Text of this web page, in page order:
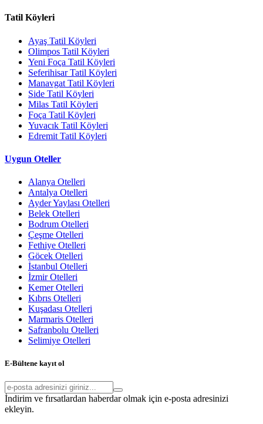
Tatil Köyleri
Ayaş Tatil Köyleri
Olimpos Tatil Köyleri
Yeni Foça Tatil Köyleri
Seferihisar Tatil Köyleri
Manavgat Tatil Köyleri
Side Tatil Köyleri
Milas Tatil Köyleri
Foça Tatil Köyleri
Yuvacık Tatil Köyleri
Edremit Tatil Köyleri
Uygun Oteller
Alanya Otelleri
Antalya Otelleri
Ayder Yaylası Otelleri
Belek Otelleri
Bodrum Otelleri
Çeşme Otelleri
Fethiye Otelleri
Göcek Otelleri
İstanbul Otelleri
İzmir Otelleri
Kemer Otelleri
Kıbrıs Otelleri
Kuşadası Otelleri
Marmaris Otelleri
Safranbolu Otelleri
Selimiye Otelleri
E-Bültene kayıt ol
İndirim ve fırsatlardan haberdar olmak için e-posta adresinizi
ekleyin.